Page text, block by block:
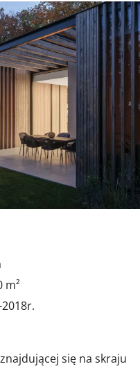
m²
się na skraju